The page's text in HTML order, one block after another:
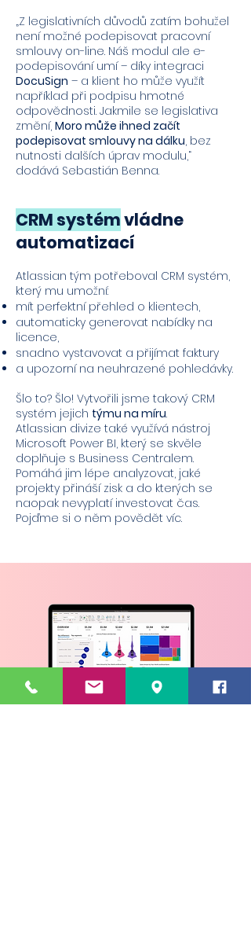
„Z legislativních důvodů zatím bohužel
není možné podepisovat pracovní
smlouvy on-line. Náš modul ale e-
podepisování umí – díky integraci
DocuSign – a klient ho může využít
například při podpisu hmotné
odpovědnosti. Jakmile se legislativa
změní, Moro může ihned začít
podepisovat smlouvy na dálku, bez
nutnosti dalších úprav modulu,“
dodává Sebastián Benna.
CRM systémvládne
automatizací
Atlassian tým potřeboval CRM systém,
který mu umožní:
mít perfektní přehled o klientech,
automaticky generovat nabídky na
licence,
snadno vystavovat a přijímat faktury
a upozorní na neuhrazené pohledávky.
Šlo to? Šlo! Vytvořili jsme takový CRM
systém jejich týmu na míru.
Atlassian divize také využívá nástroj
Microsoft Power BI, který se skvěle
doplňuje s Business Centralem.
Pomáhá jim lépe analyzovat, jaké
projekty přináší zisk a do kterých se
naopak nevyplatí investovat čas.
Pojďme si o něm povědět víc.